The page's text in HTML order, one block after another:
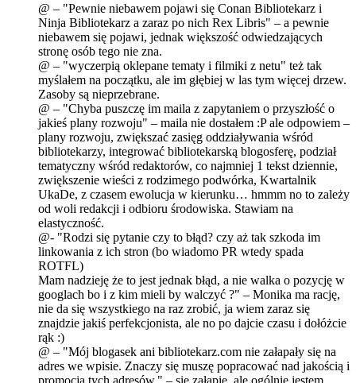
@ – "Pewnie niebawem pojawi się Conan Bibliotekarz i
Ninja Bibliotekarz a zaraz po nich Rex Libris" – a pewnie
niebawem się pojawi, jednak większość odwiedzających
stronę osób tego nie zna.
@ – "wyczerpią oklepane tematy i filmiki z netu" też tak
myślałem na początku, ale im głębiej w las tym więcej drzew.
Zasoby są nieprzebrane.
@ – "Chyba puszczę im maila z zapytaniem o przyszłość o
jakieś plany rozwoju" – maila nie dostałem :P ale odpowiem –
plany rozwoju, zwiększać zasięg oddziaływania wśród
bibliotekarzy, integrować bibliotekarską blogosferę, podział
tematyczny wśród redaktorów, co najmniej 1 tekst dziennie,
zwiększenie wieści z rodzimego podwórka, Kwartalnik
UkaDe, z czasem ewolucja w kierunku… hmmm no to zależy
od woli redakcji i odbioru środowiska. Stawiam na
elastyczność.
@- "Rodzi się pytanie czy to błąd? czy aż tak szkoda im
linkowania z ich stron (bo wiadomo PR wtedy spada
ROTFL)
Mam nadzieję że to jest jednak błąd, a nie walka o pozycję w
googlach bo i z kim mieli by walczyć ?" – Monika ma rację,
nie da się wszystkiego na raz zrobić, ja wiem zaraz się
znajdzie jakiś perfekcjonista, ale no po dajcie czasu i dołóżcie
rąk :)
@ – "Mój blogasek ani bibliotekarz.com nie załapały się na
adres we wpisie. Znaczy się muszę popracować nad jakością i
promocją tych adresów." – się załapie, ale ogólnie jestem